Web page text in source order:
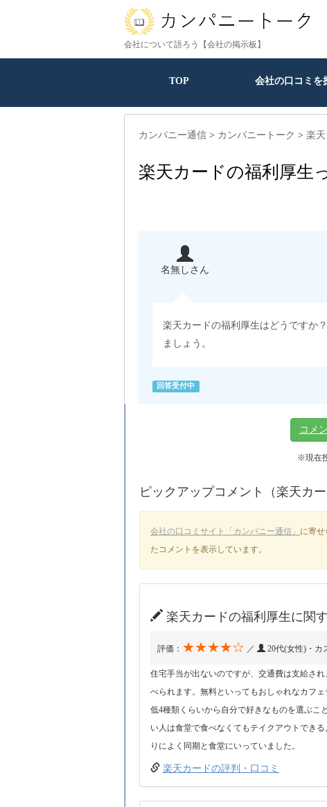
会社について語ろう【会社の掲示板】
TOP 会社の口コミを
カンパニー通信 > カンパニートーク > 楽天
楽天カードの福利厚生
名無しさん
楽天カードの福利厚生はどうですか
ましょう。
回答受付中
コメ
※現在
ピックアップコメント（楽天カー
会社の口コミサイト「カンパニー通信」 に寄せ
たコメントを表示しています。
楽天カードの福利厚生に関
評価： ★★★★☆ ／ 20代(女性)・カ
住宅手当が出ないのですが、交通費は支給さ
べられます。無料といってもおしゃれなカフ
低4種類くらいから自分で好きなものを選ぶこ
い人は食堂で食べなくてもテイクアウトでき
りによく同期と食堂にいっていました。
楽天カードの評判・口コミ